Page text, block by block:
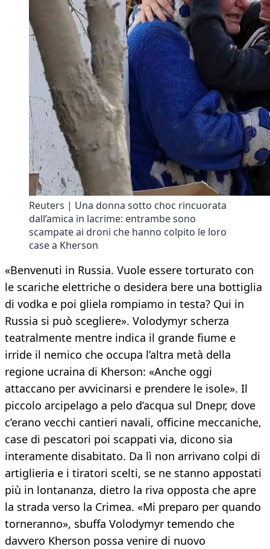
Reuters | Una donna sotto choc rincuorata
dall’amica in lacrime: entrambe sono
scampate ai droni che hanno colpito le loro
case a Kherson
«Benvenuti in Russia. Vuole essere torturato con
le scariche elettriche o desidera bere una bottiglia
di vodka e poi gliela rompiamo in testa? Qui in
Russia si può scegliere». Volodymyr scherza
teatralmente mentre indica il grande fiume e
irride il nemico che occupa l’altra metà della
regione ucraina di Kherson: «Anche oggi
attaccano per avvicinarsi e prendere le isole». Il
piccolo arcipelago a pelo d’acqua sul Dnepr, dove
c’erano vecchi cantieri navali, officine meccaniche,
case di pescatori poi scappati via, dicono sia
interamente disabitato. Da lì non arrivano colpi di
artiglieria e i tiratori scelti, se ne stanno appostati
più in lontananza, dietro la riva opposta che apre
la strada verso la Crimea. «Mi preparo per quando
torneranno», sbuffa Volodymyr temendo che
davvero Kherson possa venire di nuovo